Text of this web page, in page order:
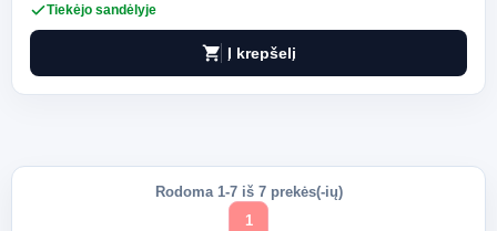
Tiekėjo sandėlyje
shopping_cart Į krepšelį
Rodoma 1-7 iš 7 prekės(-ių)
1